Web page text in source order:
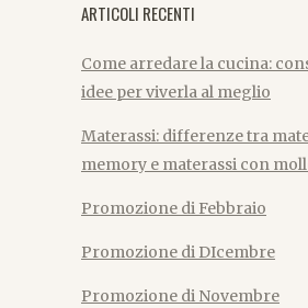
ARTICOLI RECENTI
Come arredare la cucina:
idee per viverla al meglio
Materassi: differenze tra
memory e materassi con
Promozione di Febbraio
Promozione di DIcembre
Promozione di Novembre